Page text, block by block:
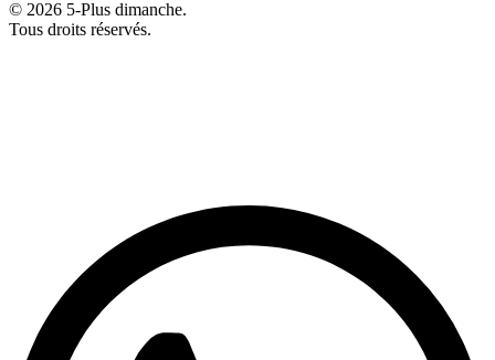
© 2026 5-Plus dimanche.
Tous droits réservés.